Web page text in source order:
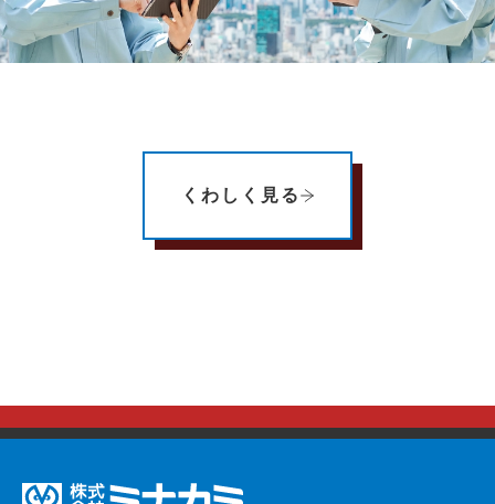
くわしく見る